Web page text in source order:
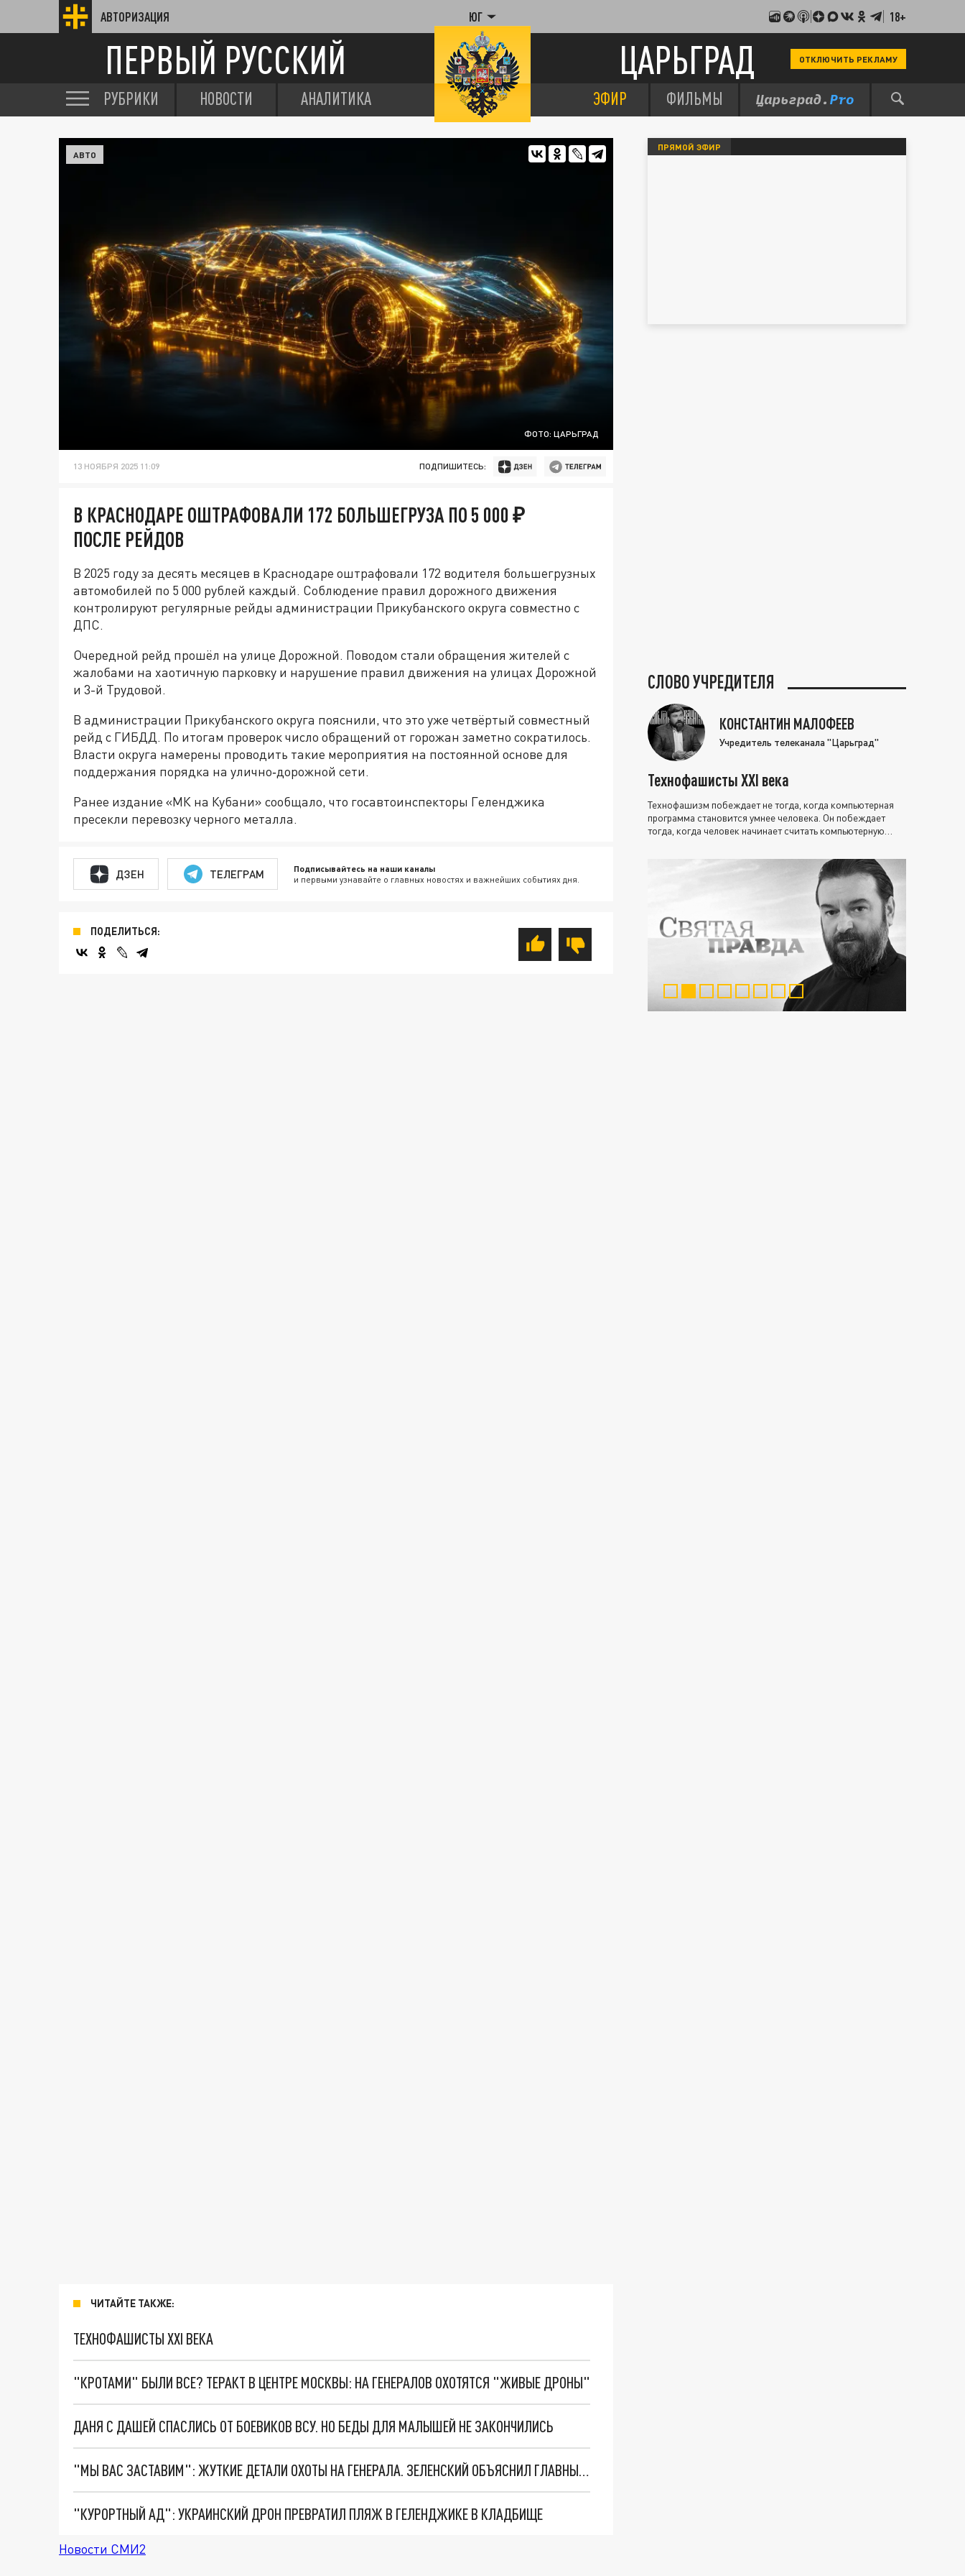
АВТОРИЗАЦИЯ ЮГ 18+
ПЕРВЫЙ РУССКИЙ ЦАРЬГРАД ОТКЛЮЧИТЬ РЕКЛАМУ
РУБРИКИ НОВОСТИ АНАЛИТИКА ЭФИР ФИЛЬМЫ
ФОТО: ЦАРЬГРАД
АВТО
13 НОЯБРЯ 2025 11:09 ПОДПИШИТЕСЬ:
В КРАСНОДАРЕ ОШТРАФОВАЛИ 172 БОЛЬШЕГРУЗА ПО 5 000 ₽
ПОСЛЕ РЕЙДОВ
В 2025 году за десять месяцев в Краснодаре оштрафовали 172 водителя большегрузных
автомобилей по 5 000 рублей каждый. Соблюдение правил дорожного движения
контролируют регулярные рейды администрации Прикубанского округа совместно с
ДПС.
Очередной рейд прошёл на улице Дорожной. Поводом стали обращения жителей с
жалобами на хаотичную парковку и нарушение правил движения на улицах Дорожной
и 3-й Трудовой.
В администрации Прикубанского округа пояснили, что это уже четвёртый совместный
рейд с ГИБДД. По итогам проверок число обращений от горожан заметно сократилось.
Власти округа намерены проводить такие мероприятия на постоянной основе для
поддержания порядка на улично‑дорожной сети.
Ранее издание «МК на Кубани» сообщало, что госавтоинспекторы Геленджика
пресекли перевозку черного металла.
ДЗЕН ТЕЛЕГРАМ Подписывайтесь на наши каналы
и первыми узнавайте о главных новостях и важнейших событиях дня.
ПОДЕЛИТЬСЯ:
ЧИТАЙТЕ ТАКЖЕ:
ТЕХНОФАШИСТЫ XXI ВЕКА
"КРОТАМИ" БЫЛИ ВСЕ? ТЕРАКТ В ЦЕНТРЕ МОСКВЫ: НА ГЕНЕРАЛОВ ОХОТЯТСЯ "ЖИВЫЕ ДРОНЫ"
ДАНЯ С ДАШЕЙ СПАСЛИСЬ ОТ БОЕВИКОВ ВСУ. НО БЕДЫ ДЛЯ МАЛЫШЕЙ НЕ ЗАКОНЧИЛИСЬ
"МЫ ВАС ЗАСТАВИМ": ЖУТКИЕ ДЕТАЛИ ОХОТЫ НА ГЕНЕРАЛА. ЗЕЛЕНСКИЙ ОБЪЯСНИЛ ГЛАВНЫЙ СМЫСЛ ТЕРАКТА В ЦЕНТРЕ МОСКВЫ
"КУРОРТНЫЙ АД": УКРАИНСКИЙ ДРОН ПРЕВРАТИЛ ПЛЯЖ В ГЕЛЕНДЖИКЕ В КЛАДБИЩЕ
Новости СМИ2
ПРЯМОЙ ЭФИР
СЛОВО УЧРЕДИТЕЛЯ
КОНСТАНТИН МАЛОФЕЕВ
Учредитель телеканала "Царьград"
Технофашисты XXI века
Технофашизм побеждает не тогда, когда компьютерная
программа становится умнее человека. Он побеждает
тогда, когда человек начинает считать компьютерную